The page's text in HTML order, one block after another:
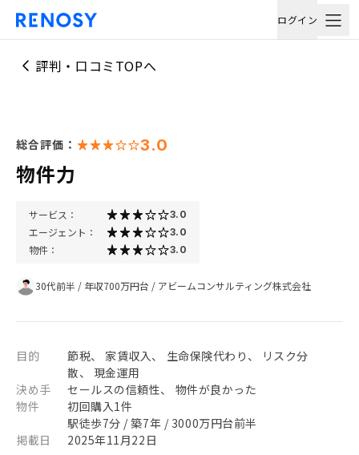
ログイン
評判・口コミTOPへ
総合評価： 3.0
物件力
サービス： 3.0
エージェント： 3.0
物件： 3.0
30代前半 / 年収700万円台 / アビームコンサルティング株式会社
目的
節税、 家賃収入、 生命保険代わり、 リスク分
散、 現金運用
決め手
セールスの信頼性、 物件が良かった
物件
初回購入1件
駅徒歩7分 / 築7年 / 3000万円台前半
掲載日
2025年11月22日